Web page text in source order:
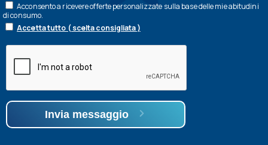
Acconsento a ricevere offerte personalizzate sulla base delle mie abitudini
di consumo.
Accetta tutto ( scelta consigliata )
Invia messaggio